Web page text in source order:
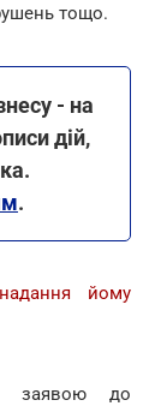
тощо.
- на
дій,
.
йому
заявою до